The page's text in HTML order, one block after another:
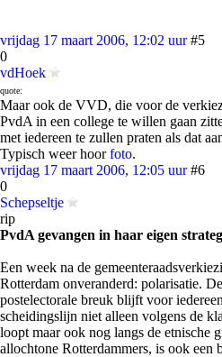
vrijdag 17 maart 2006, 12:02 uur #5
0
vdHoek
quote:
Maar ook de VVD, die voor de
PvdA in een college te willen gaan
met iedereen te zullen praten als dat
Typisch weer hoorfoto.
vrijdag 17 maart 2006, 12:05 uur #6
0
Schepseltje
rip
PvdA gevangen in haar eigen
Een week na de
Rotterdam onveranderd: polarisatie.
postelectorale breuk blijft voor
scheidingslijn niet alleen volgens de
loopt maar ook nog langs de etnische
allochtone Rotterdammers, is ook een